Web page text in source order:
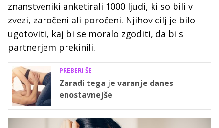
znanstveniki anketirali 1000 ljudi, ki so bili v
zvezi, zaročeni ali poročeni. Njihov cilj je bilo
ugotoviti, kaj bi se moralo zgoditi, da bi s
partnerjem prekinili.
PREBERI ŠE
Zaradi tega je varanje danes
enostavnejše